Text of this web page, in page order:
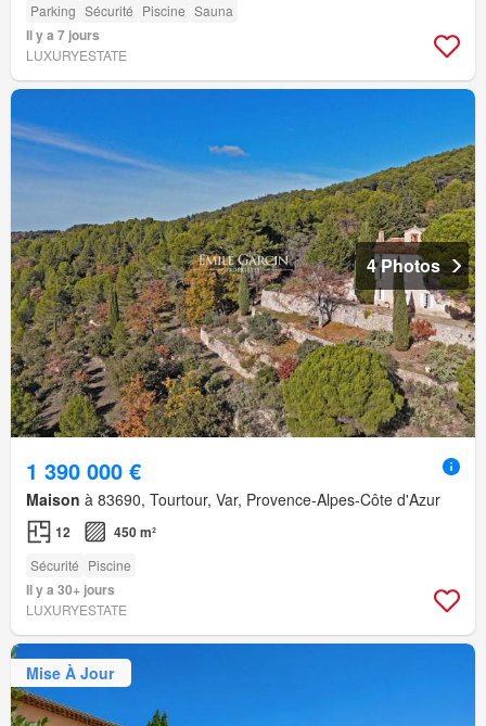
Parking Sécurité Piscine Sauna
Il y a 7 jours
LUXURYESTATE
4 Photos
1 390 000 €
Maison à 83690, Tourtour, Var, Provence-Alpes-Côte d'Azur
12 450 m²
Sécurité Piscine
Il y a 30+ jours
LUXURYESTATE
Mise À Jour